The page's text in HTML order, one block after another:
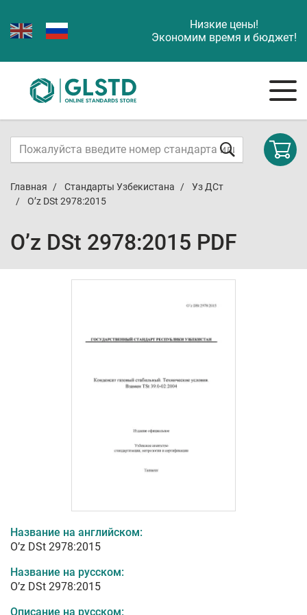
Низкие цены!
Экономим время и бюджет!
Главная Стандарты Узбекистана
Уз ДСт
O’z DSt 2978:2015
O’z DSt 2978:2015 PDF
Название на английском:
O’z DSt 2978:2015
Название на русском:
O’z DSt 2978:2015
Описание на русском: